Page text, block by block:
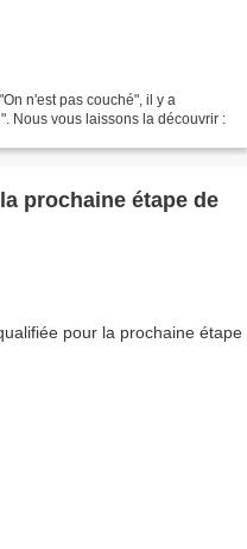
n'est pas couché", il y a
Nous vous laissons la découvrir :
prochaine étape de